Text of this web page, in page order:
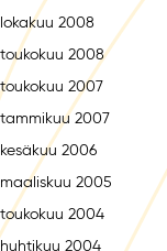
lokakuu 2008
toukokuu 2008
toukokuu 2007
tammikuu 2007
kesäkuu 2006
maaliskuu 2005
toukokuu 2004
huhtikuu 2004